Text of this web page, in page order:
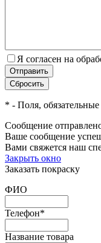
Я согласен на
* - Поля,
Сообщение
Ваше сообщение
Вами свяжется наш
Закрыть окно
Заказать покраску
ФИО
Телефон*
Название товара